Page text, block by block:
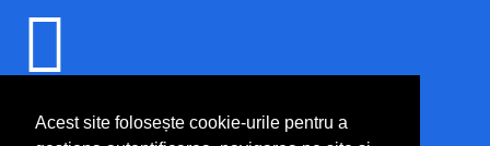
Acest site folosește cookie-urile pentru a
INFORMAȚII UTILE